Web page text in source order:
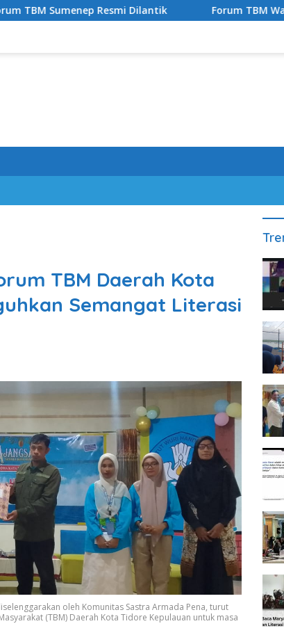
Resmi Dilantik Forum TBM Way Kanan
TBM Daerah Kota
Semangat Literasi
oleh Komunitas Sastra Armada Pena, turut
(TBM) Daerah Kota Tidore Kepulauan untuk masa